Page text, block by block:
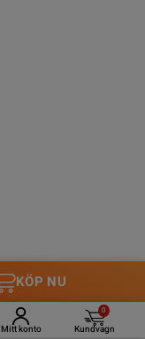
KÖP NU
Mitt konto
0
Kundvagn